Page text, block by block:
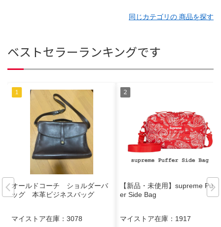
同じカテゴリの 商品を探す
ベストセラーランキングです
オールドコーチ ショルダーバ
ッグ 本革ビジネスバッグ
マイストア在庫： 3078
【新品・未使用】supreme Puff
er Side Bag
マイストア在庫： 1917